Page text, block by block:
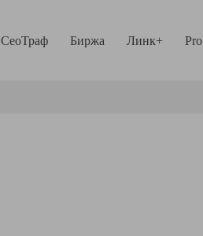
СеоТраф Биржа Линк+ Pro